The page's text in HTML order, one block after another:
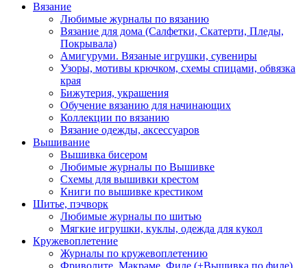
Вязание
Любимые журналы по вязанию
Вязание для дома (Салфетки, Скатерти, Пледы,
Покрывала)
Амигуруми. Вязаные игрушки, сувениры
Узоры, мотивы крючком, схемы спицами, обвязка
края
Бижутерия, украшения
Обучение вязанию для начинающих
Коллекции по вязанию
Вязание одежды, аксессуаров
Вышивание
Вышивка бисером
Любимые журналы по Вышивке
Схемы для вышивки крестом
Книги по вышивке крестиком
Шитье, пэчворк
Любимые журналы по шитью
Мягкие игрушки, куклы, одежда для кукол
Кружевоплетение
Журналы по кружевоплетению
Фриволите, Макраме, Филе (+Вышивка по филе),